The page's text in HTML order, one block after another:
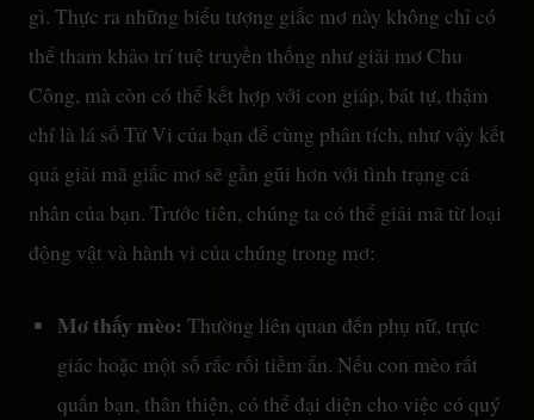
gì. Thực ra những biểu tượng giấc mơ này không chỉ có
thể tham khảo trí tuệ truyền thống như giải mơ Chu
Công, mà còn có thể kết hợp với con giáp, bát tự, thậm
chí là lá số Tử Vi của bạn để cùng phân tích, như vậy kết
quả giải mã giấc mơ sẽ gần gũi hơn với tình trạng cá
nhân của bạn. Trước tiên, chúng ta có thể giải mã từ loại
động vật và hành vi của chúng trong mơ:
Mơ thấy mèo: Thường liên quan đến phụ nữ, trực
giác hoặc một số rắc rối tiềm ẩn. Nếu con mèo rất
quấn bạn, thân thiện, có thể đại diện cho việc có quý